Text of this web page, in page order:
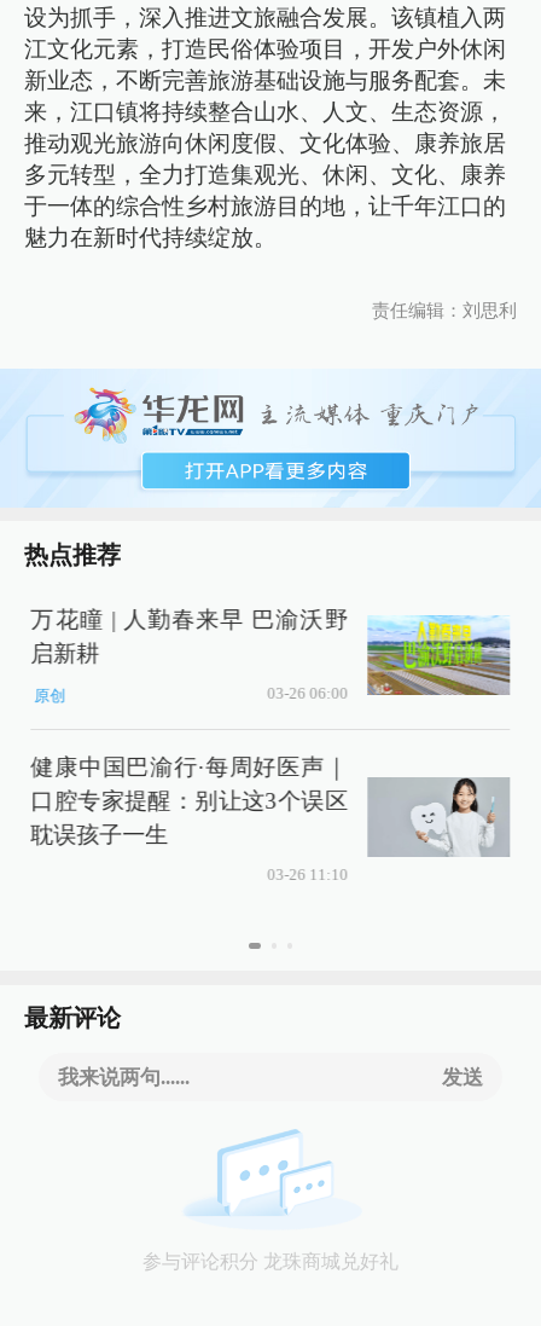
设为抓手，深入推进文旅融合发展。该镇植入两
江文化元素，打造民俗体验项目，开发户外休闲
新业态，不断完善旅游基础设施与服务配套。未
来，江口镇将持续整合山水、人文、生态资源，
推动观光旅游向休闲度假、文化体验、康养旅居
多元转型，全力打造集观光、休闲、文化、康养
于一体的综合性乡村旅游目的地，让千年江口的
魅力在新时代持续绽放。
责任编辑：刘思利
热点推荐
万花瞳 | 人勤春来早 巴渝沃野
启新耕
原创 03-26 06:00
健康中国巴渝行·每周好医声｜
口腔专家提醒：别让这3个误区
耽误孩子一生
03-26 11:10
最新评论
我来说两句...... 发送
参与评论积分 龙珠商城兑好礼